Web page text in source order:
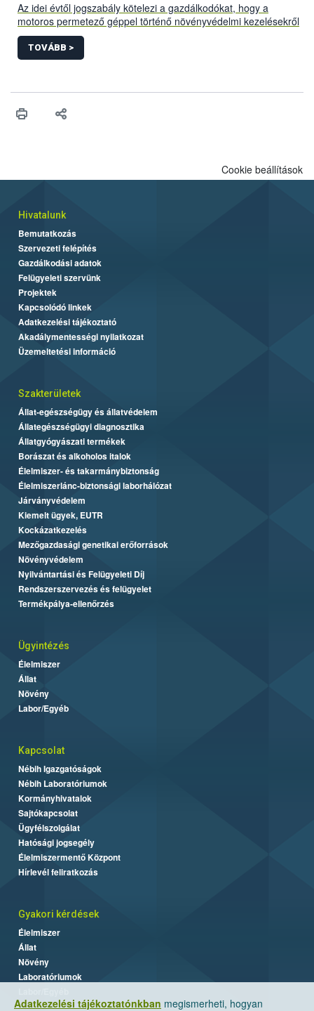
Az idei évtől jogszabály kötelezi a gazdálkodókat, hogy a
motoros permetező géppel történő növényvédelmi kezelésekről
előzetesen tájékoztatniuk kell a szomszédos ingatlanon
tartózkodókat. Az előírás a motoros háti permetezőt használó
kiskert tulajdonosokat is érinti. A tájékoztatás módjáról a
TOVÁBB >
Adatkezelési tájékoztatónkban megismerheti, hogyan
Cookie beállítások
Hivatalunk
Bemutatkozás
Szervezeti felépítés
Gazdálkodási adatok
Felügyeleti szervünk
Projektek
Kapcsolódó linkek
Adatkezelési tájékoztató
Akadálymentességi nyilatkozat
Üzemeltetési információ
Szakterületek
Állat-egészségügy és állatvédelem
Állategészségügyi diagnosztika
Állatgyógyászati termékek
Borászat és alkoholos italok
Élelmiszer- és takarmánybiztonság
Élelmiszerlánc-biztonsági laborhálózat
Járványvédelem
Kiemelt ügyek, EUTR
Kockázatkezelés
Mezőgazdasági genetikai erőforrások
Növényvédelem
Nyilvántartási és Felügyeleti Díj
Rendszerszervezés és felügyelet
Termékpálya-ellenőrzés
Ügyintézés
Élelmiszer
Állat
Növény
Labor/Egyéb
Kapcsolat
Nébih Igazgatóságok
Nébih Laboratóriumok
Kormányhivatalok
Sajtókapcsolat
Ügyfélszolgálat
Hatósági jogsegély
Élelmiszermentő Központ
Hírlevél feliratkozás
Gyakori kérdések
Élelmiszer
Állat
Növény
Laboratóriumok